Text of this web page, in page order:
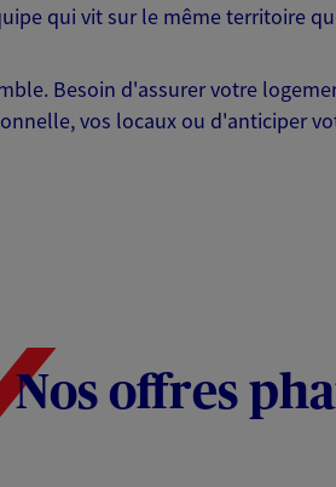
qui vit sur le même territoire
Besoin d'assurer votre
vos locaux ou d'anticiper
Nos offres